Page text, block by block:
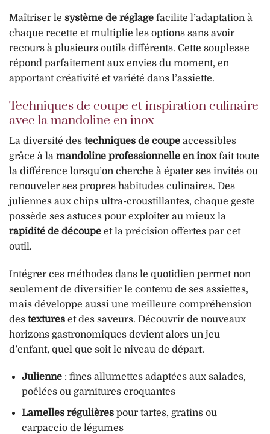
Maîtriser le système de réglage facilite l’adaptation à
chaque recette et multiplie les options sans avoir
recours à plusieurs outils différents. Cette souplesse
répond parfaitement aux envies du moment, en
apportant créativité et variété dans l’assiette.
Techniques de coupe et inspiration culinaire
avec la mandoline en inox
La diversité des techniques de coupe accessibles
grâce à la mandoline professionnelle en inoxfait toute
la différence lorsqu’on cherche à épater ses invités ou
renouveler ses propres habitudes culinaires. Des
juliennes aux chips ultra-croustillantes, chaque geste
possède ses astuces pour exploiter au mieux la
rapidité de découpe et la précision offertes par cet
outil.
Intégrer ces méthodes dans le quotidien permet non
seulement de diversifier le contenu de ses assiettes,
mais développe aussi une meilleure compréhension
des textures et des saveurs. Découvrir de nouveaux
horizons gastronomiques devient alors un jeu
d’enfant, quel que soit le niveau de départ.
Julienne: fines allumettes adaptées aux salades,
poêlées ou garnitures croquantes
Lamelles régulièrespour tartes, gratins ou
carpaccio de légumes